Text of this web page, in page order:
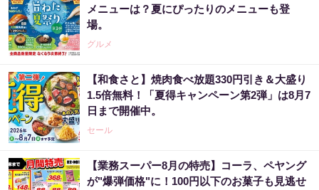
メニューは？夏にぴったりのメニューも登
場。
グルメ
【和食さと】焼肉食べ放題330円引き＆大盛り
1.5倍無料！「夏得キャンペーン第2弾」は8月7
日まで開催中。
セール
【業務スーパー8月の特売】コーラ、ペヤング
が"爆弾価格"に！100円以下のお菓子も見逃せ